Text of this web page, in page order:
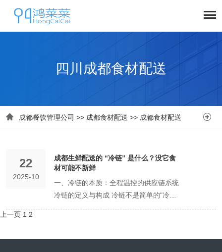
四川成都食材配送
 成都餐饮管理公司 >> 成都食材配送 >> 成都食材配送 
22
2025-10
成都生鲜配送的 “冷链” 是什么？没它食
材可能不新鲜
一、冷链的本质：全程温控的供应链系统
冷链的定义与构成 冷链不是简单的"冷藏
运输"，而是从产地到餐桌的全程温控供应
上一页 1 2